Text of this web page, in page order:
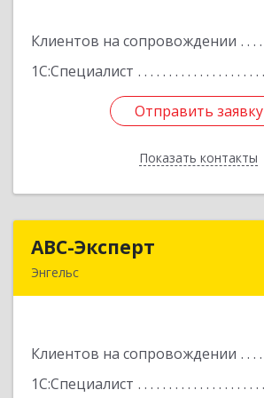
Клиентов на сопровождении
1С:Специалист
Отправить заявку
Показать контакты
Отправить заявку
Назад
АВС-Эксперт
Энгельс
Клиентов на сопровождении
1С:Специалист